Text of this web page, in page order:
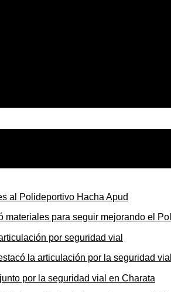
materiales para seguir mejorando el
la articulación por la seguridad